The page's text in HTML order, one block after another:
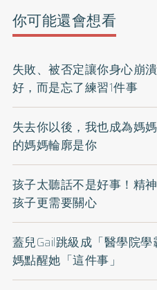
你可能還會想看
失敗、被否定讓你身心崩
好，而是忘了練習1件事
失去你以後，我也成為媽
的媽媽輪廓是你
孩子太聽話不是好事！精
孩子更需要關心
蓋兒Gail跳級成「醫學院
媽點醒她「這件事」